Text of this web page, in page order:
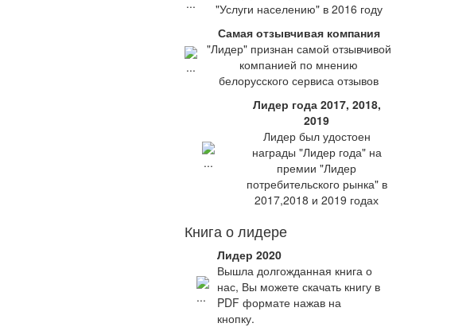
"Услуги населению" в 2016 году
Самая отзывчивая компания
"Лидер" признан самой отзывчивой
компанией по мнению
белорусского сервиса отзывов
Лидер года 2017, 2018,
2019
Лидер был удостоен
награды "Лидер года" на
премии "Лидер
потребительского рынка" в
2017,2018 и 2019 годах
Книга о лидере
Лидер 2020
Вышла долгожданная книга о
нас, Вы можете скачать книгу в
PDF формате нажав на
кнопку.